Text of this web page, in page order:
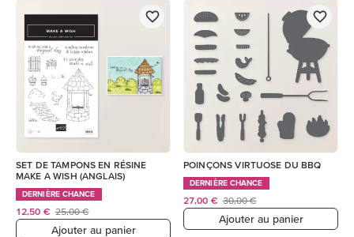
SET DE TAMPONS EN RÉSINE
MAKE A WISH (ANGLAIS)
DERNIÈRE CHANCE
12,50 € 25,00 €
Ajouter au panier
POINÇONS VIRTUOSE DU BBQ
DERNIÈRE CHANCE
27,00 € 30,00 €
Ajouter au panier